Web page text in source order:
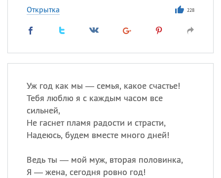
Открытка 228
Уж год как мы — семья, какое счастье!
Тебя люблю я с каждым часом все
сильней,
Не гаснет пламя радости и страсти,
Надеюсь, будем вместе много дней!
Ведь ты — мой муж, вторая половинка,
Я — жена, сегодня ровно год!